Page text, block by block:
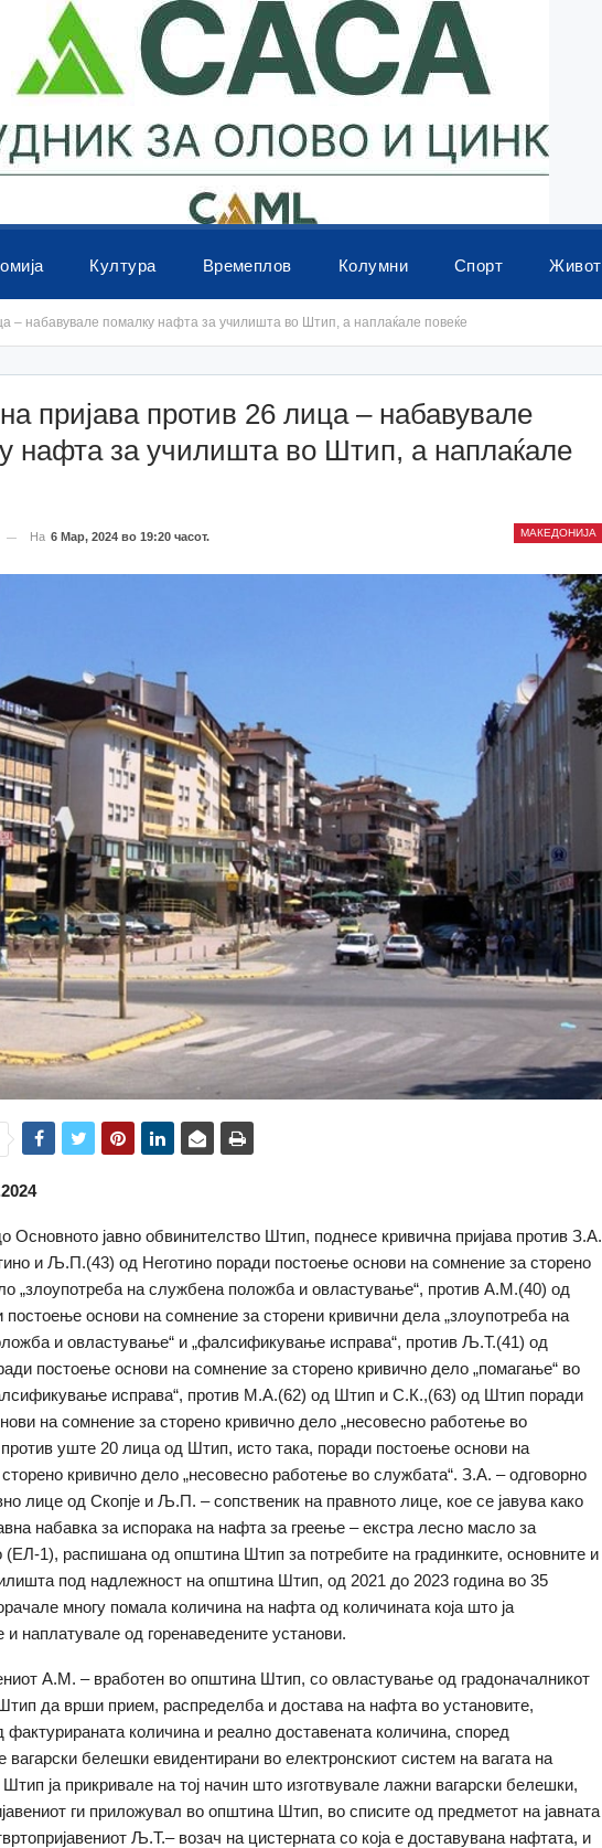
Култура Времеплов Колумни Спорт Живот
– набавувале помалку нафта за училишта во Штип, а наплаќале повеќе
пријава против 26 лица – набавувале
нафта за училишта во Штип, а наплаќале
МАКЕДОНИЈА
На 6 Мар, 2024 во 19:20 часот.
јавно обвинителство Штип, поднесе кривична пријава против З.А.
и Љ.П.(43) од Неготино поради постоење основи на сомнение за сторено
„злоупотреба на службена положба и овластување“, против А.М.(40) од
основи на сомнение за сторени кривични дела „злоупотреба на
и овластување“ и „фалсификување исправа“, против Љ.Т.(41) од
постоење основи на сомнение за сторено кривично дело „помагање“ во
исправа“, против М.А.(62) од Штип и С.К.,(63) од Штип поради
на сомнение за сторено кривично дело „несовесно работење во
уште 20 лица од Штип, исто така, поради постоење основи на
кривично дело „несовесно работење во службата“. З.А. – одговорно
лице од Скопје и Љ.П. – сопственик на правното лице, кое се јавува како
набавка за испорака на нафта за греење – екстра лесно масло за
(ЕЛ-1), распишана од општина Штип за потребите на градинките, основните и
под надлежност на општина Штип, од 2021 до 2023 година во 35
многу помала количина на нафта од количината која што ја
и наплатувале од горенаведените установи.
А.М. – вработен во општина Штип, со овластување од градоначалникот
да врши прием, распределба и достава на нафта во установите,
фактурираната количина и реално доставената количина, според
вагарски белешки евидентирани во електронскиот систем на вагата на
ја прикривале на тој начин што изготвувале лажни вагарски белешки,
ги приложувал во општина Штип, во списите од предметот на јавната
Љ.Т.– возач на цистерната со која е доставувана нафтата, и